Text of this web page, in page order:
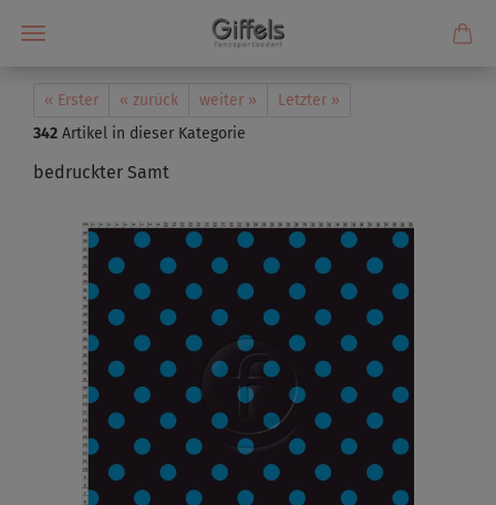
« Erster « zurück weiter »
Letzter »
342 Artikel in dieser Kategorie
bedruckter Samt